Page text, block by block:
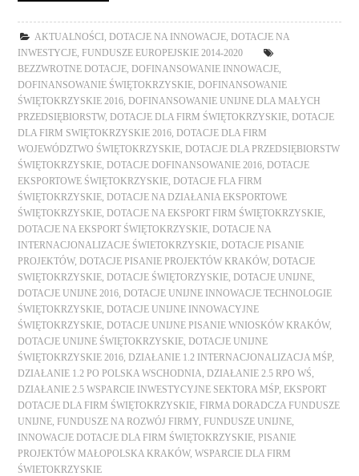
AKTUALNOŚCI ,DOTACJE NA INNOWACJE,DOTACJE NA
INWESTYCJE, FUNDUSZE EUROPEJSKIE 2014-2020
BEZZWROTNE DOTACJE,DOFINANSOWANIE INNOWACJE,
DOFINANSOWANIE ŚWIĘTOKRZYSKIE,DOFINANSOWANIE
ŚWIĘTOKRZYSKIE 2016,DOFINANSOWANIE UNIJNE DLA MAŁYCH
PRZEDSIĘBIORSTW,DOTACJE DLA FIRM ŚWIĘTOKRZYSKIE,DOTACJE
DLA FIRM SWIĘTOKRZYSKIE 2016,DOTACJE DLA FIRM
WOJEWÓDZTWO ŚWIĘTOKRZYSKIE,DOTACJE DLA PRZEDSIĘBIORSTW
ŚWIĘTOKRZYSKIE,DOTACJE DOFINANSOWANIE 2016,DOTACJE
EKSPORTOWE ŚWIĘTOKRZYSKIE,DOTACJE FLA FIRM
ŚWIĘTOKRZYSKIE,DOTACJE NA DZIAŁANIA EKSPORTOWE
ŚWIĘTOKRZYSKIE,DOTACJE NA EKSPORT FIRM ŚWIĘTOKRZYSKIE,
DOTACJE NA EKSPORT ŚWIĘTOKRZYSKIE,DOTACJE NA
INTERNACJONALIZACJE ŚWIETOKRZYSKIE,DOTACJE PISANIE
PROJEKTÓW,DOTACJE PISANIE PROJEKTÓW KRAKÓW,DOTACJE
SWIĘTOKRZYSKIE,DOTACJE ŚWIĘTORZYSKIE,DOTACJE UNIJNE,
DOTACJE UNIJNE 2016,DOTACJE UNIJNE INNOWACJE TECHNOLOGIE
ŚWIĘTOKRZYSKIE,DOTACJE UNIJNE INNOWACYJNE
ŚWIĘTOKRZYSKIE,DOTACJE UNIJNE PISANIE WNIOSKÓW KRAKÓW,
DOTACJE UNIJNE ŚWIĘTOKRZYSKIE,DOTACJE UNIJNE
ŚWIĘTOKRZYSKIE 2016,DZIAŁANIE 1.2 INTERNACJONALIZACJA MŚP,
DZIAŁANIE 1.2 PO POLSKA WSCHODNIA,DZIAŁANIE 2.5 RPO WŚ,
DZIAŁANIE 2.5 WSPARCIE INWESTYCYJNE SEKTORA MŚP,EKSPORT
DOTACJE DLA FIRM ŚWIĘTOKRZYSKIE, FIRMA DORADCZA FUNDUSZE
UNIJNE, FUNDUSZE NA ROZWÓJ FIRMY, FUNDUSZE UNIJNE,
INNOWACJE DOTACJE DLA FIRM ŚWIĘTOKRZYSKIE, PISANIE
PROJEKTÓW MAŁOPOLSKA KRAKÓW, WSPARCIE DLA FIRM
ŚWIETOKRZYSKIE